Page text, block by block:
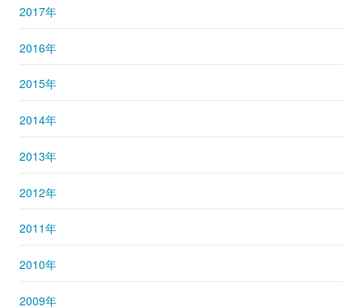
2017年
2016年
2015年
2014年
2013年
2012年
2011年
2010年
2009年